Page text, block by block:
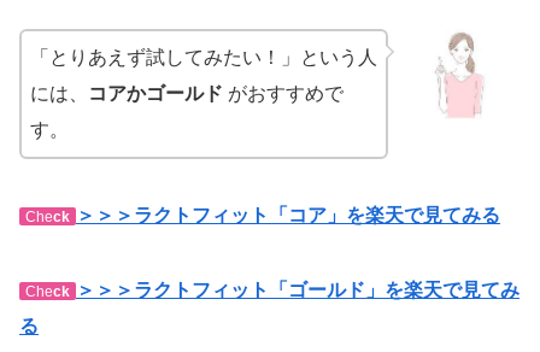
「とりあえず試してみたい！」という人
には、
コアかゴールド がおすすめで
す。
Check ＞＞＞ラクトフィット「コア」を楽天で見てみる
Check
＞＞＞ラクトフィット「ゴールド」を楽天で見てみ
る